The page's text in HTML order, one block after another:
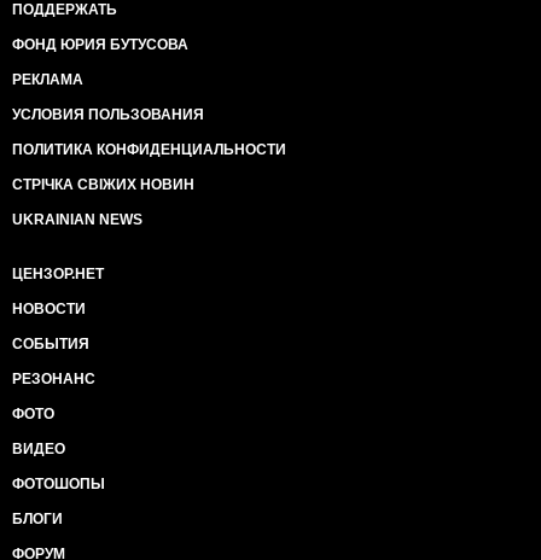
ПОДДЕРЖАТЬ
ФОНД ЮРИЯ БУТУСОВА
РЕКЛАМА
УСЛОВИЯ ПОЛЬЗОВАНИЯ
ПОЛИТИКА КОНФИДЕНЦИАЛЬНОСТИ
СТРІЧКА СВІЖИХ НОВИН
UKRAINIAN NEWS
ЦЕНЗОР.НЕТ
НОВОСТИ
СОБЫТИЯ
РЕЗОНАНС
ФОТО
ВИДЕО
ФОТОШОПЫ
БЛОГИ
ФОРУМ